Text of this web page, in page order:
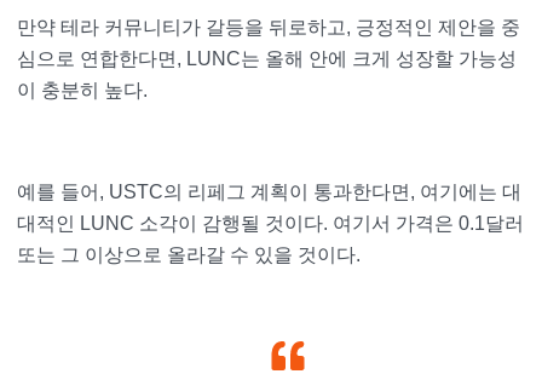
만약 테라 커뮤니티가 갈등을 뒤로하고, 긍정적인 제안을 중
심으로 연합한다면, LUNC는 올해 안에 크게 성장할 가능성
이 충분히 높다.
예를 들어, USTC의 리페그 계획이 통과한다면, 여기에는 대
대적인 LUNC 소각이 감행될 것이다. 여기서 가격은 0.1달러
또는 그 이상으로 올라갈 수 있을 것이다.